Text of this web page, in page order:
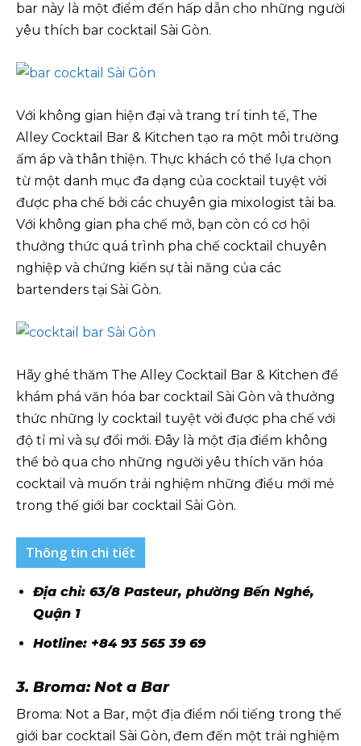
bar này là một điểm đến hấp dẫn cho những người
yêu thích bar cocktail Sài Gòn.
Với không gian hiện đại và trang trí tinh tế, The
Alley Cocktail Bar & Kitchen tạo ra một môi trường
ấm áp và thân thiện. Thực khách có thể lựa chọn
từ một danh mục đa dạng của cocktail tuyệt vời
được pha chế bởi các chuyên gia mixologist tài ba.
Với không gian pha chế mở, bạn còn có cơ hội
thưởng thức quá trình pha chế cocktail chuyên
nghiệp và chứng kiến sự tài năng của các
bartenders tại Sài Gòn.
Hãy ghé thăm The Alley Cocktail Bar & Kitchen để
khám phá văn hóa bar cocktail Sài Gòn và thưởng
thức những ly cocktail tuyệt vời được pha chế với
độ tỉ mỉ và sự đổi mới. Đây là một địa điểm không
thể bỏ qua cho những người yêu thích văn hóa
cocktail và muốn trải nghiệm những điều mới mẻ
trong thế giới bar cocktail Sài Gòn.
Thông tin chi tiết
Địa chỉ: 63/8 Pasteur, phường Bến Nghé,
Quận 1
Hotline: +84 93 565 39 69
3. Broma: Not a Bar
Broma: Not a Bar, một địa điểm nổi tiếng trong thế
giới bar cocktail Sài Gòn, đem đến một trải nghiệm